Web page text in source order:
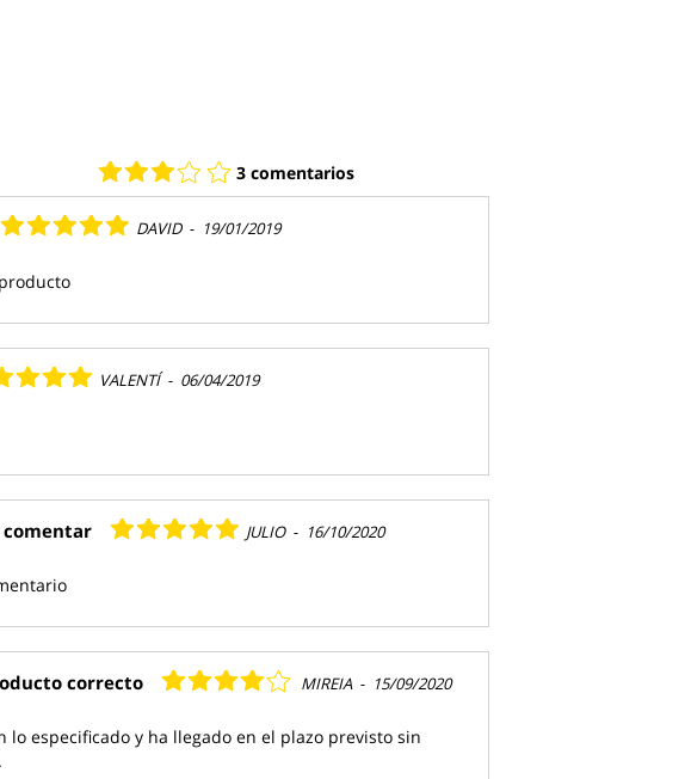
3 comentarios
DAVID - 19/01/2019
VALENTÍ - 06/04/2019
comentar JULIO - 16/10/2020
correcto MIREIA - 15/09/2020
lo especificado y ha llegado en el plazo previsto sin